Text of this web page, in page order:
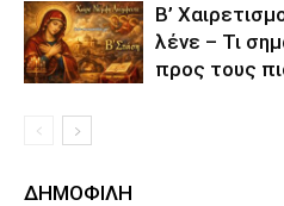
Β’
λένε – Τι
προς τους
ΔΗΜΟΦΙΛΗ